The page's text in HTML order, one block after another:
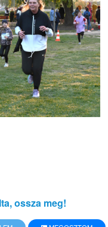
ossza meg!